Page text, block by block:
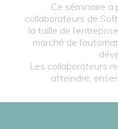
Ce séminaire a
collaborateurs de
la taille de
marché de
Les collaborateurs
atteindre,